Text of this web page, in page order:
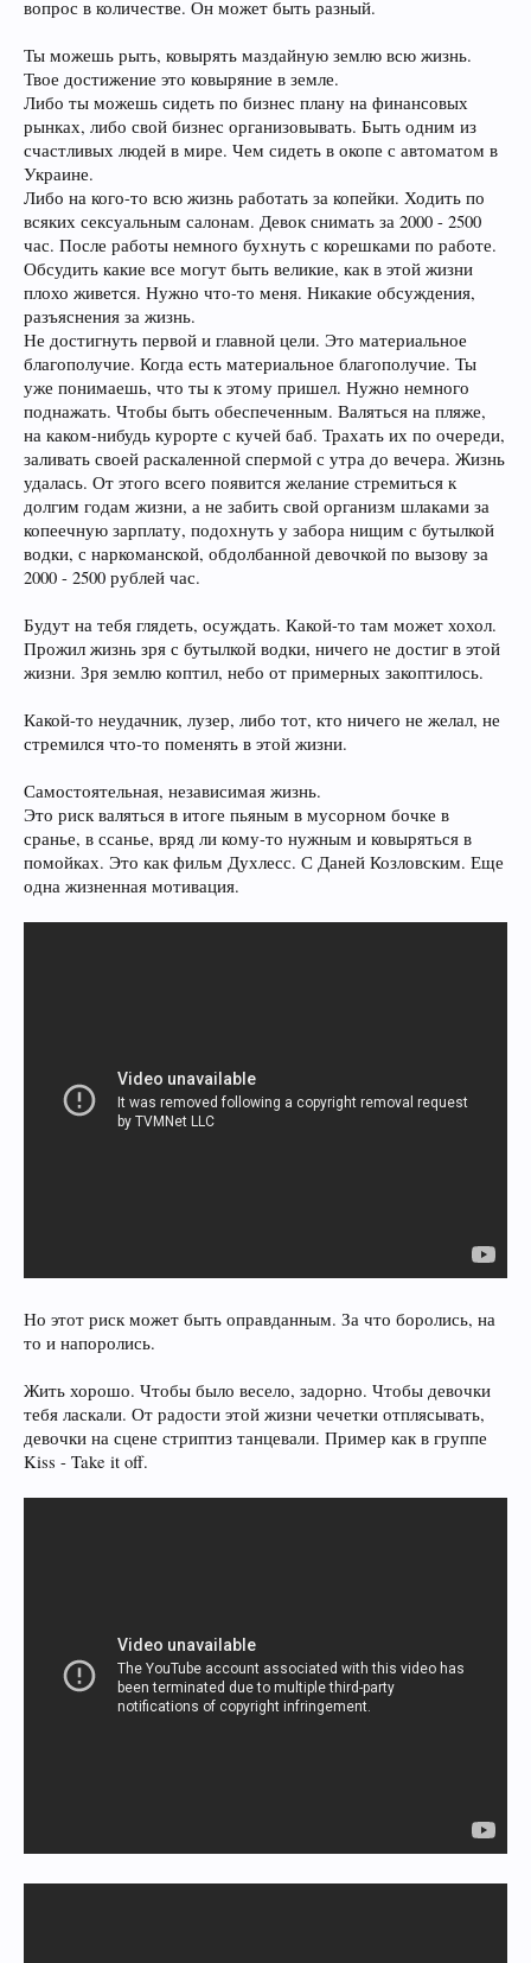
вопрос в количестве. Он может быть разный.
Ты можешь рыть, ковырять маздайную землю всю жизнь.
Твое достижение это ковыряние в земле.
Либо ты можешь сидеть по бизнес плану на финансовых
рынках, либо свой бизнес организовывать. Быть одним из
счастливых людей в мире. Чем сидеть в окопе с автоматом в
Украине.
Либо на кого-то всю жизнь работать за копейки. Ходить по
всяких сексуальным салонам. Девок снимать за 2000 - 2500
час. После работы немного бухнуть с корешками по работе.
Обсудить какие все могут быть великие, как в этой жизни
плохо живется. Нужно что-то меня. Никакие обсуждения,
разъяснения за жизнь.
Не достигнуть первой и главной цели. Это материальное
благополучие. Когда есть материальное благополучие. Ты
уже понимаешь, что ты к этому пришел. Нужно немного
поднажать. Чтобы быть обеспеченным. Валяться на пляже,
на каком-нибудь курорте с кучей баб. Трахать их по очереди,
заливать своей раскаленной спермой с утра до вечера. Жизнь
удалась. От этого всего появится желание стремиться к
долгим годам жизни, а не забить свой организм шлаками за
копеечную зарплату, подохнуть у забора нищим с бутылкой
водки, с наркоманской, обдолбанной девочкой по вызову за
2000 - 2500 рублей час.
Будут на тебя глядеть, осуждать. Какой-то там может хохол.
Прожил жизнь зря с бутылкой водки, ничего не достиг в этой
жизни. Зря землю коптил, небо от примерных закоптилось.
Какой-то неудачник, лузер, либо тот, кто ничего не желал, не
стремился что-то поменять в этой жизни.
Самостоятельная, независимая жизнь.
Это риск валяться в итоге пьяным в мусорном бочке в
сранье, в ссанье, вряд ли кому-то нужным и ковыряться в
помойках. Это как фильм Духлесс. С Даней Козловским. Еще
одна жизненная мотивация.
Но этот риск может быть оправданным. За что боролись, на
то и напоролись.
Жить хорошо. Чтобы было весело, задорно. Чтобы девочки
тебя ласкали. От радости этой жизни чечетки отплясывать,
девочки на сцене стриптиз танцевали. Пример как в группе
Kiss - Take it off.